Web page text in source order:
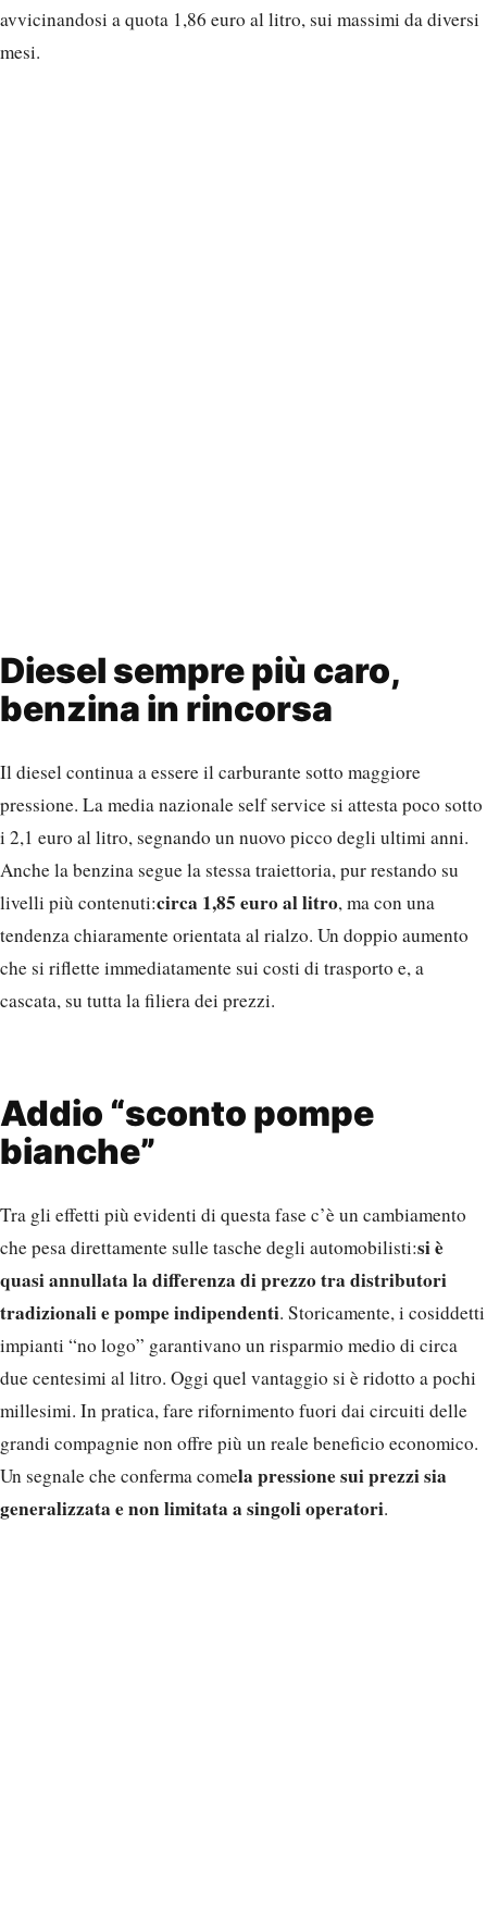
avvicinandosi a quota 1,86 euro al litro, sui massimi da diversi
mesi.
Diesel sempre più caro,
benzina in rincorsa
Il diesel continua a essere il carburante sotto maggiore
pressione. La media nazionale self service si attesta poco sotto
i 2,1 euro al litro, segnando un nuovo picco degli ultimi anni.
Anche la benzina segue la stessa traiettoria, pur restando su
livelli più contenuti:circa 1,85 euro al litro, ma con una
tendenza chiaramente orientata al rialzo. Un doppio aumento
che si riflette immediatamente sui costi di trasporto e, a
cascata, su tutta la filiera dei prezzi.
Addio “sconto pompe
bianche”
Tra gli effetti più evidenti di questa fase c’è un cambiamento
che pesa direttamente sulle tasche degli automobilisti:si è
quasi annullata la differenza di prezzo tra distributori
tradizionali e pompe indipendenti. Storicamente, i cosiddetti
impianti “no logo” garantivano un risparmio medio di circa
due centesimi al litro. Oggi quel vantaggio si è ridotto a pochi
millesimi. In pratica, fare rifornimento fuori dai circuiti delle
grandi compagnie non offre più un reale beneficio economico.
Un segnale che conferma comela pressione sui prezzi sia
generalizzata e non limitata a singoli operatori.